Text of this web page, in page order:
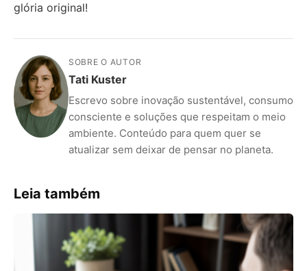
glória original!
SOBRE O AUTOR
Tati Kuster
Escrevo sobre inovação sustentável, consumo
consciente e soluções que respeitam o meio
ambiente. Conteúdo para quem quer se
atualizar sem deixar de pensar no planeta.
Leia também